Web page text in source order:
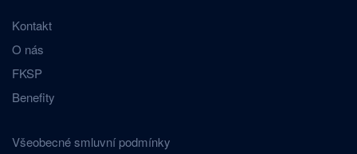
Kontakt
O nás
FKSP
Benefity
Všeobecné smluvní podmínky